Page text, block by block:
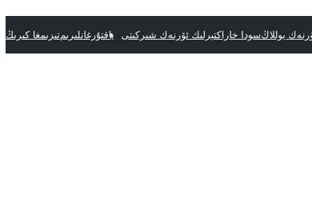
يوللاڭسودا خاراكتېرلىك ئۆرنەك شىركىتى ياقتۇرغانلىرىمتىزىمغا كىرىڭ